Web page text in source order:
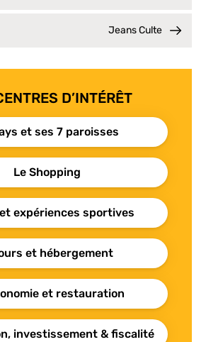
D’INTÉRÊT
et ses 7 paroisses
Le Shopping
expériences sportives
et hébergement
et restauration
investissement & fiscalité
Jeans Culte